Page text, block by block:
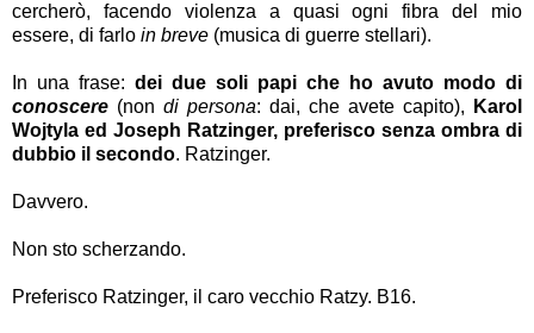
cercherò, facendo violenza a quasi ogni fibra del mio
essere, di farlo in breve (musica di guerre stellari).
In una frase: dei due soli papi che ho avuto modo di
conoscere (non di persona: dai, che avete capito),
Karol
Wojtyla ed Joseph Ratzinger, preferisco senza ombra di
dubbio il secondo. Ratzinger.
Davvero.
Non sto scherzando.
Preferisco Ratzinger, il caro vecchio Ratzy. B16.